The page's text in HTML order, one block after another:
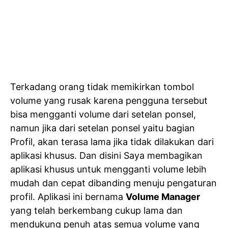
Terkadang orang tidak memikirkan tombol
volume yang rusak karena pengguna tersebut
bisa mengganti volume dari setelan ponsel,
namun jika dari setelan ponsel yaitu bagian
Profil, akan terasa lama jika tidak dilakukan dari
aplikasi khusus. Dan disini Saya membagikan
aplikasi khusus untuk mengganti volume lebih
mudah dan cepat dibanding menuju pengaturan
profil. Aplikasi ini bernama Volume Manager
yang telah berkembang cukup lama dan
mendukung penuh atas semua volume yang